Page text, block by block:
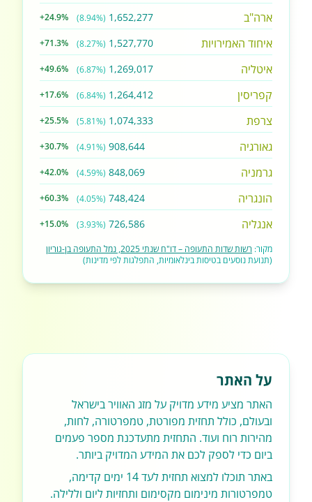
ארה"ב 1,652,277
(8.94%)
+24.9%
איחוד האמירויות 1,527,770
(8.27%)
+71.3%
איטליה 1,269,017
(6.87%)
+49.6%
קפריסין 1,264,412
(6.84%)
+17.6%
צרפת 1,074,333
(5.81%)
+25.5%
גאורגיה 908,644
(4.91%)
+30.7%
גרמניה 848,069
(4.59%)
+42.0%
הונגריה 748,424
(4.05%)
+60.3%
אנגליה 726,586
(3.93%)
+15.0%
מקור: רשות שדות התעופה – דו"ח שנתי 2025, נמל התעופה בן-גוריון
(תנועת נוסעים בטיסות בינלאומיות, התפלגות לפי מדינות)
על האתר
האתר מציע מידע מדויק על מזג האוויר בישראל
ובעולם, כולל תחזית מפורטת, טמפרטורה, לחות,
מהירות רוח ועוד. התחזית מתעדכנת מספר פעמים
ביום כדי לספק לכם את המידע המדויק ביותר.
באתר תוכלו למצוא תחזית לעד 14 ימים קדימה,
טמפרטורות מינימום מקסימום ותחזיות ליום וללילה.